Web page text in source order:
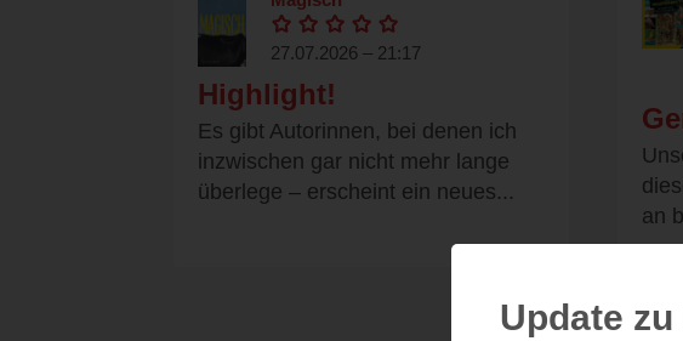
27.07.2026 – 21:17
Highlight!
Es gibt Autorinnen, bei denen ich
inzwischen gar nicht mehr lange
überlege – erscheint ein neues...
an
Update